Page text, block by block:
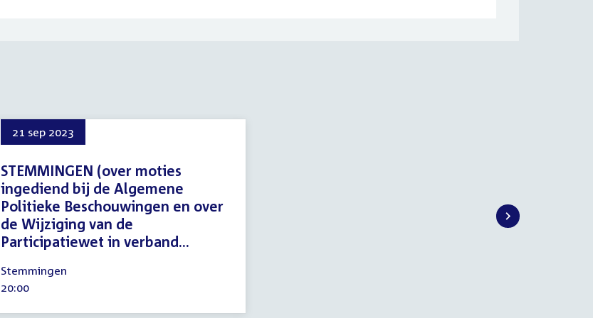
21 sep 2023
STEMMINGEN (over moties
ingediend bij de Algemene
Politieke Beschouwingen en over
de Wijziging van de
Participatiewet in verband...
september
2023
Stemmingen
Tijd
20:00